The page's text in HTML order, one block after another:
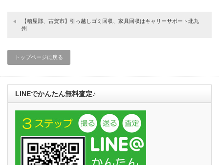
【糟屋郡、古賀市】引っ越しゴミ回収、家具回収はキャリーサポート北九
州
トップページに戻る
LINEでかんたん無料査定♪